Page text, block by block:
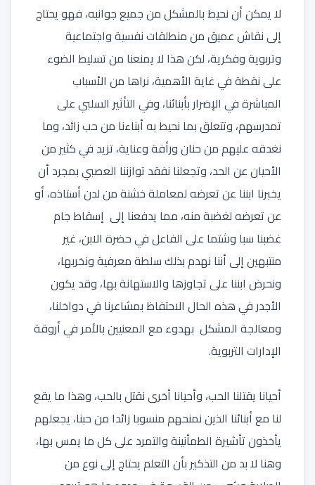
لا يمكن أن نحيط بالمشكل من جميع جوانبه، فهو يحتاج
إلى نقاش عميق من منطلقات نفسية واجتماعية
وتربوية وفكرية، لكن هذا لا يمنعنا من تسليط الضوء
على نقطة في غاية الأهمية، نراها من الأسباب
المباشرة في الإضرار بأبنائنا، وفي التأثير السلبي على
تمدرسهم، وتتعلق بما نحيط به أبناءنا من حب زائد، وما
نغدقه عليهم من حنان ورأفة وعناية، تزيد في كثير من
الأحيان عن الحد، وتجعلنا نفقد توازننا العصبي بمجرد أن
يخبرنا ابننا عن تعرضه لمعاملة خشنة من لدن أستاذه، أو
عن تعرضه لغضبة منه، مما يدفعنا إلى إسقاط جام
غضبنا سبا وشتما على الفاعل في حضرة الابن، غير
منتبهين إلى أننا نهدم بذلك سلطة معرفية ونخربها،
ونحرض ابننا على تجاوزها والاستهانة بها، وقد يكون
الأجدر في هذه الحال الاحتفاظ بمشاعرنا في دواخلنا،
ومعالجة المشكل بهدوء مع المعنيين بالأمر في أروقة
الإدارات التربوية.
أحيانا يقتلنا الحب، وأحيانا أخرى نقتل بالحب، وهذا ما يقع
لنا مع أبنائنا الذين نمنحهم منسوبا زائدا من حبنا، يجعلهم
يأخذون تأشيرة الطمأنينة والتمرد على كل ما يمس بها،
وهنا لا بد من التذكير بأن التعلم يحتاج إلى نوع من